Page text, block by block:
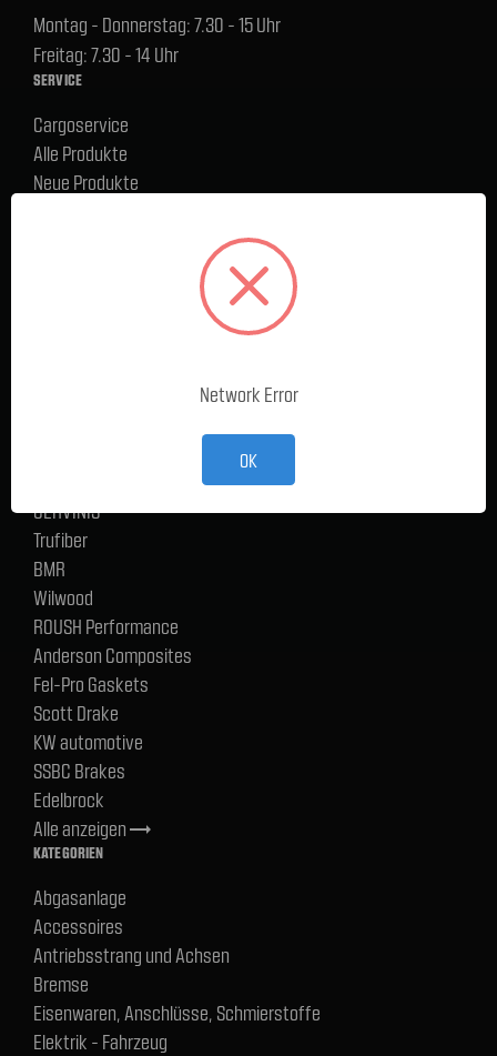
Montag - Donnerstag: 7.30 - 15 Uhr
Freitag: 7.30 - 14 Uhr
SERVICE
Cargoservice
Alle Produkte
Neue Produkte
Versand und Zahlungsbedingungen
Ford Performance Racing Parts
CERVINIS
Trufiber
BMR
Wilwood
ROUSH Performance
Anderson Composites
Fel-Pro Gaskets
Scott Drake
KW automotive
SSBC Brakes
Edelbrock
Alle anzeigentrending_flat
KATEGORIEN
Abgasanlage
Accessoires
Antriebsstrang und Achsen
Bremse
Eisenwaren, Anschlüsse, Schmierstoffe
Elektrik - Fahrzeug
Network Error
OK